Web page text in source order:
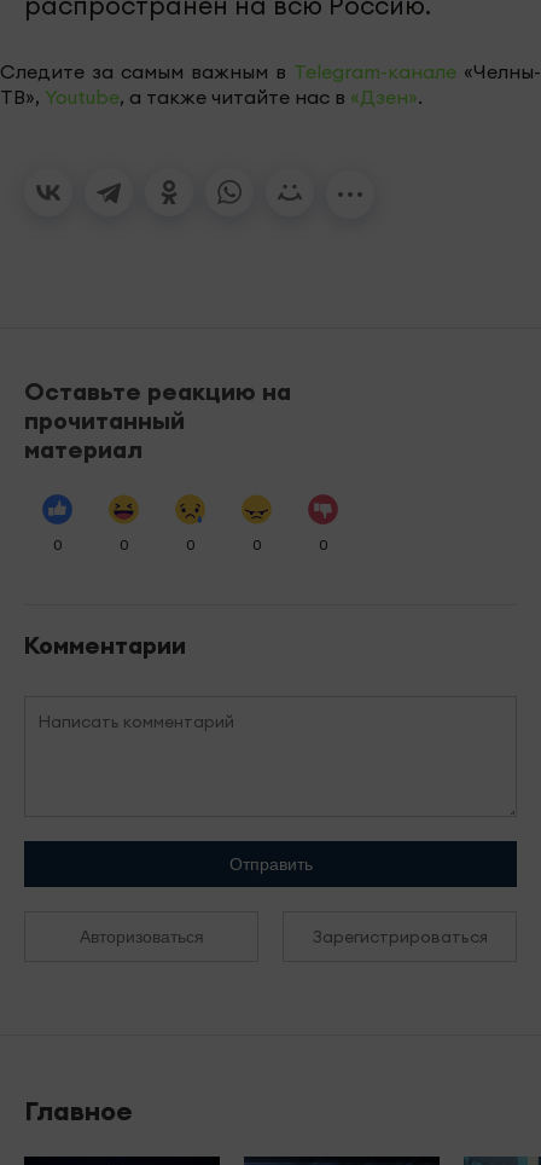
Следите за самым важным в Telegram-канале «Челны-
ТВ», Youtube, а также читайте нас в «Дзен».
Оставьте реакцию на
прочитанный
материал
0 0 0 0 0
Комментарии
Отправить
Авторизоваться Зарегистрироваться
Главное